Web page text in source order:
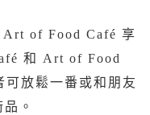
Art of Food Café 享
和 Art of Food
放鬆一番或和朋友
。